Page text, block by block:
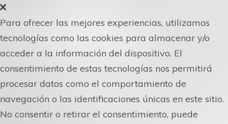
Para ofrecer las mejores experiencias, utilizamos
tecnologías como las cookies para almacenar y/o
acceder a la información del dispositivo. El
consentimiento de estas tecnologías nos permitirá
procesar datos como el comportamiento de
navegación o las identificaciones únicas en este sitio.
No consentir o retirar el consentimiento, puede